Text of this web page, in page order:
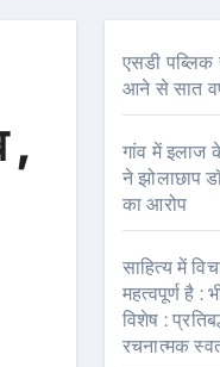
,
एसडी
आने से सात
गांव में इलाज
ने झोलाछाप
का आरोप
साहित्य में
महत्वपूर्ण है :
विशेष :
रचनात्मक